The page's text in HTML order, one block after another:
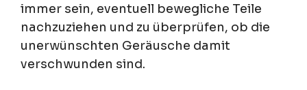
immer sein, eventuell bewegliche Teile
nachzuziehen und zu überprüfen, ob die
unerwünschten Geräusche damit
verschwunden sind.